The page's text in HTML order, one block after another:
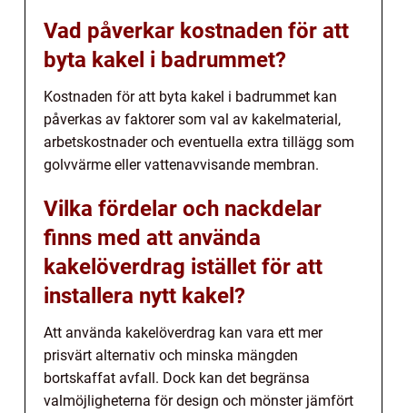
Vad påverkar kostnaden för att
byta kakel i badrummet?
Kostnaden för att byta kakel i badrummet kan
påverkas av faktorer som val av kakelmaterial,
arbetskostnader och eventuella extra tillägg som
golvvärme eller vattenavvisande membran.
Vilka fördelar och nackdelar
finns med att använda
kakelöverdrag istället för att
installera nytt kakel?
Att använda kakelöverdrag kan vara ett mer
prisvärt alternativ och minska mängden
bortskaffat avfall. Dock kan det begränsa
valmöjligheterna för design och mönster jämfört